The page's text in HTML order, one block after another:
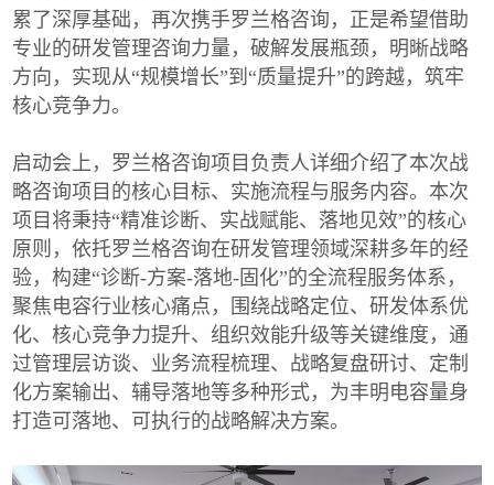
累了深厚基础，再次携手罗兰格咨询，正是希望借助
专业的研发管理咨询力量，破解发展瓶颈，明晰战略
方向，实现从“规模增长”到“质量提升”的跨越，筑牢
核心竞争力。
启动会上，罗兰格咨询项目负责人详细介绍了本次战
略咨询项目的核心目标、实施流程与服务内容。本次
项目将秉持“精准诊断、实战赋能、落地见效”的核心
原则，依托罗兰格咨询在研发管理领域深耕多年的经
验，构建“诊断-方案-落地-固化”的全流程服务体系，
聚焦电容行业核心痛点，围绕战略定位、研发体系优
化、核心竞争力提升、组织效能升级等关键维度，通
过管理层访谈、业务流程梳理、战略复盘研讨、定制
化方案输出、辅导落地等多种形式，为丰明电容量身
打造可落地、可执行的战略解决方案。